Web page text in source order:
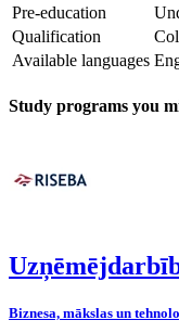
Pre-education
Qualification
Available languages
Study programs you
Biznesa, mākslas un